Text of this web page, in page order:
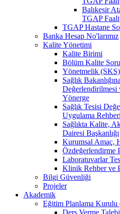
Balıkesir
TGAP
TGAP Hastane
Banka Hesap No'larımız
Kalite Yönetimi
Kalite Birimi
Bölüm Kalite
Yönetmelik (SKS)
Sağlık
Değerlendirilmesi
Yönerge
Sağlık Tesisi
Uygulama
Sağlıkta Kalite,
Dairesi Başkanlığı
Kurumsal Amaç,
Özdeğerlendirme
Laboratuvarlar
Klinik Rehber ve
Bilgi Güvenliği
Projeler
Akademik
Eğitim Planlama Kurulu
Ders Verme